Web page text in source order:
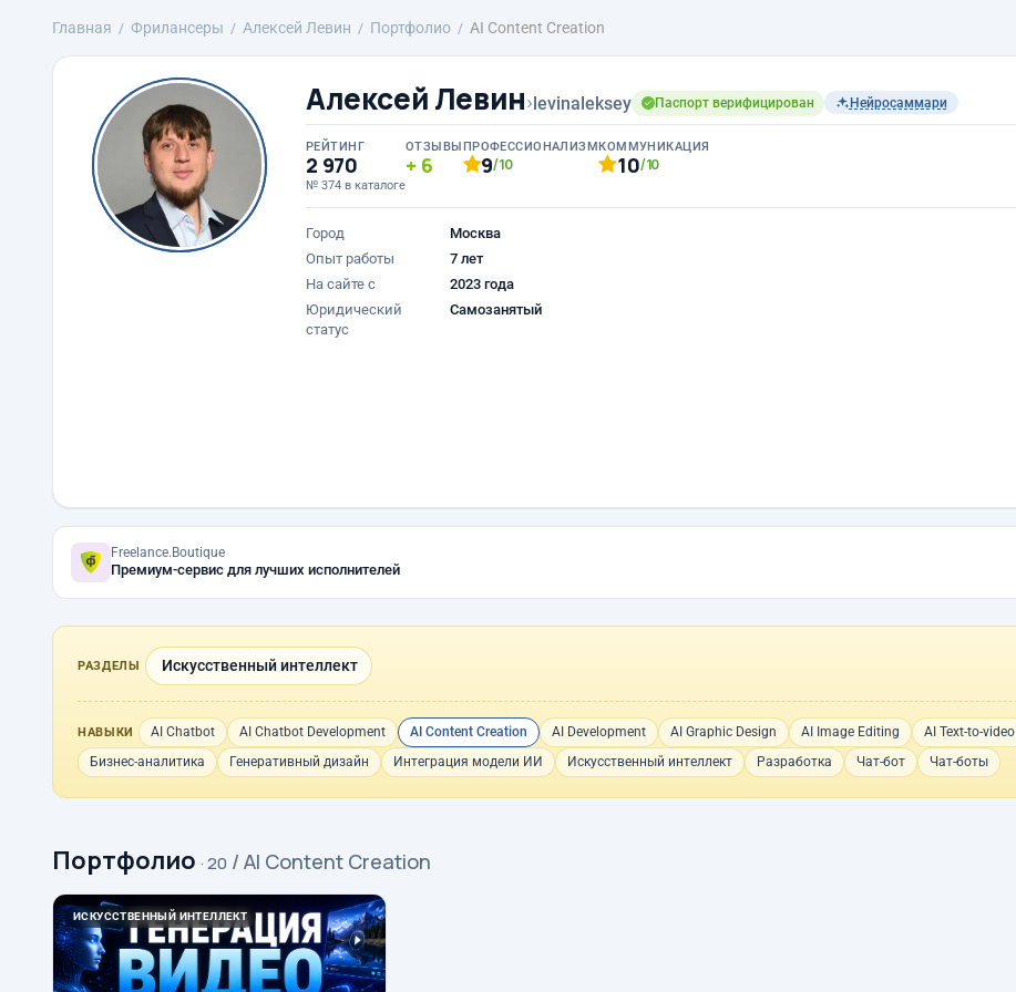
Главная Фрилансеры Алексей Левин Портфолио AI Content Creation
Алексей Левин›levinaleksey Паспорт верифицирован Нейросаммари
РЕЙТИНГ
2 970
№ 374 в каталоге
ОТЗЫВЫ
6
ПРОФЕССИОНАЛИЗМ
9/10
КОММУНИКАЦИЯ
10/10
Город
Москва
Опыт работы
7 лет
На сайте с
2023 года
Юридический
статус
Самозанятый
Freelance.Boutique
Премиум-сервис для лучших исполнителей
РАЗДЕЛЫ Искусственный интеллект
НАВЫКИ AI Chatbot AI Chatbot Development AI Content Creation AI Development AI Graphic Design AI Image Editing AI Text-to-video
Бизнес-аналитика
Генеративный дизайн Интеграция модели ИИ Искусственный интеллект Разработка Чат-бот Чат-боты
Портфолио · 20 / AI Content Creation
ИСКУССТВЕННЫЙ ИНТЕЛЛЕКТ